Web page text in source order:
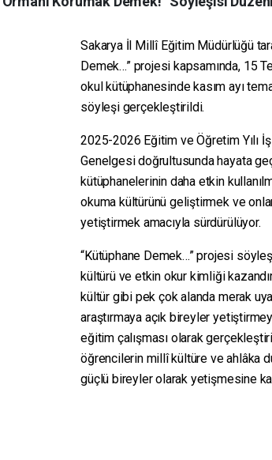
Sakarya İl Millî Eğitim Müdürlüğü
Demek…” projesi kapsamında, 15
okul kütüphanesinde kasım ayı
söyleşi gerçekleştirildi.
2025-2026 Eğitim ve Öğretim Yılı
Genelgesi doğrultusunda hayata
kütüphanelerinin daha etkin
okuma kültürünü geliştirmek ve
yetiştirmek amacıyla sürdürülüyor.
“Kütüphane Demek…” projesi
kültürü ve etkin okur kimliği
kültür gibi pek çok alanda merak
araştırmaya açık bireyler
eğitim çalışması olarak
öğrencilerin millî kültüre ve ahlâka
güçlü bireyler olarak yetişmesine